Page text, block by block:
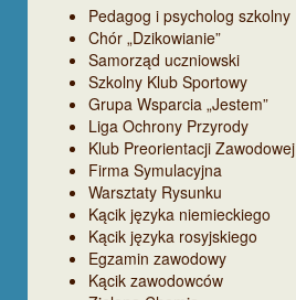
Pedagog i psycholog szkolny
Chór „Dzikowianie”
Samorząd uczniowski
Szkolny Klub Sportowy
Grupa Wsparcia „Jestem”
Liga Ochrony Przyrody
Klub Preorientacji Zawodowej
Firma Symulacyjna
Warsztaty Rysunku
Kącik języka niemieckiego
Kącik języka rosyjskiego
Egzamin zawodowy
Kącik zawodowców